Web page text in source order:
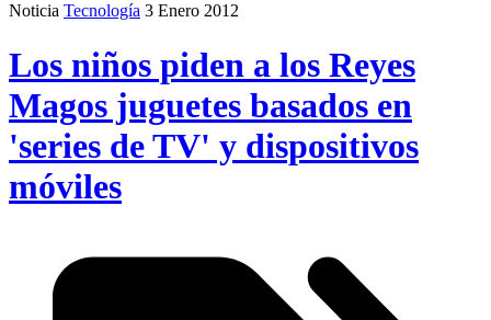
Noticia Tecnología 3 Enero 2012
Los niños piden a los Reyes
Magos juguetes basados en
'series de TV' y dispositivos
móviles